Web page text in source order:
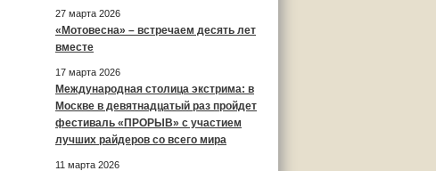
27 марта 2026
«Мотовесна» – встречаем десять лет
вместе
17 марта 2026
Международная столица экстрима: в
Москве в девятнадцатый раз пройдет
фестиваль «ПРОРЫВ» с участием
лучших райдеров со всего мира
11 марта 2026